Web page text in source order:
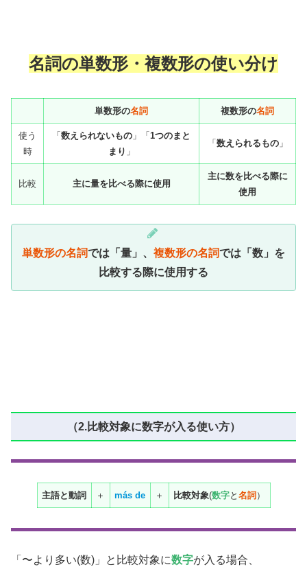
名詞の単数形・複数形の使い分け
単数形の名詞 複数形の名詞
使う
時
「数えられないもの 」「1つのまと
まり 」
「数えられるもの」
比較 主に量を比べる際に使用
主に数を比べる際に
使用
単数形の名詞では「量」、 複数形の名詞では「数」を
比較する際に使用する
（2.比較対象に数字が入る使い方）
主語と動詞 ＋ más de ＋ 比較対象(数字と 名詞 ）
「〜より多い(数)」と比較対象に数字が入る場合、